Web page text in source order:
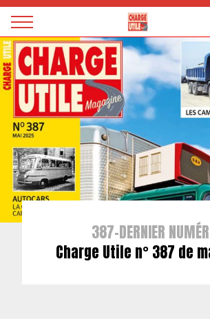
Magazine
Charge
utile
387-DERNIER
Charge Utile n° 387 de
Panneau de gestion des cookies